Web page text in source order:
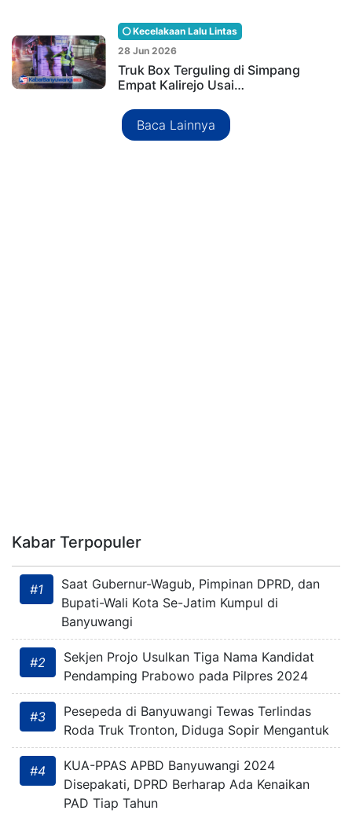
Kecelakaan Lalu Lintas
28 Jun 2026
Truk Box Terguling di Simpang
Empat Kalirejo Usai…
Baca Lainnya
Kabar Terpopuler
#1
Saat Gubernur-Wagub, Pimpinan DPRD, dan
Bupati-Wali Kota Se-Jatim Kumpul di
Banyuwangi
#2
Sekjen Projo Usulkan Tiga Nama Kandidat
Pendamping Prabowo pada Pilpres 2024
#3
Pesepeda di Banyuwangi Tewas Terlindas
Roda Truk Tronton, Diduga Sopir Mengantuk
#4
KUA-PPAS APBD Banyuwangi 2024
Disepakati, DPRD Berharap Ada Kenaikan
PAD Tiap Tahun